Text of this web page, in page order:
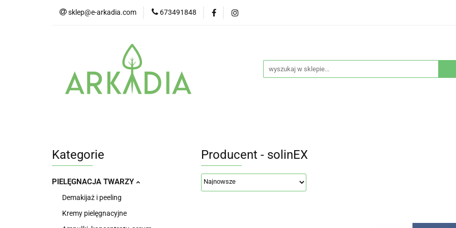
sklep@e-arkadia.com 673491848
Kategorie Producenci
Kategorie
PIELĘGNACJA TWARZY
Demakijaż i peeling
Kremy pielęgnacyjne
Producent - solinEX